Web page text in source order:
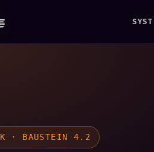
· BAUSTEIN 4.2